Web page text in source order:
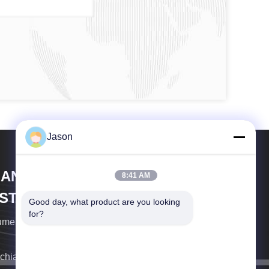
XIANFENG MEDECAL
CO.,LTD
medico CO., srl di Mianyang Xianfeng
il prima possibile.
Jason
8:41 AM
Good day, what product are you looking
for?